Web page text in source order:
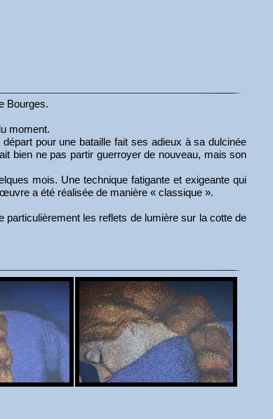
Bourges.
moment.
pour une bataille fait ses adieux à sa dulcinée
bien ne pas partir guerroyer de nouveau, mais son
mois. Une technique fatigante et exigeante qui
a été réalisée de manière « classique ».
les reflets de lumière sur la cotte de